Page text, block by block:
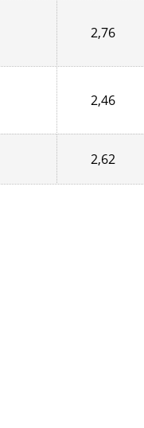
2,76
2,46
2,62